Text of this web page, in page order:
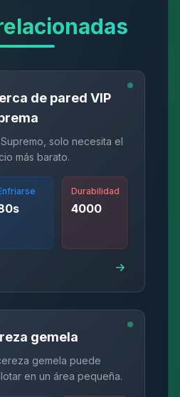
de pared VIP
solo necesita el
más barato.
s
Durabilidad
4000
gemela
gemela puede
en un área pequeña.